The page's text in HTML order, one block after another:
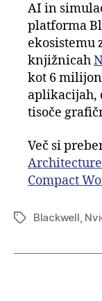
AI in
platforma
ekosistemu
knjižnicah
kot 6
aplikacijah,
tisoče
Več si
Compact
TagsBlackwell